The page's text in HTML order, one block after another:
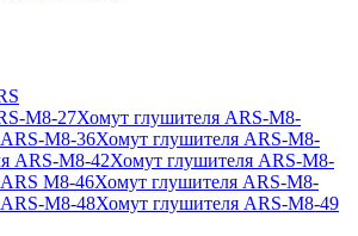
M8-27Хомут глушителя ARS-M8-
M8-36Хомут глушителя ARS-M8-
ARS-M8-42Хомут глушителя ARS-M8-
M8-46Хомут глушителя ARS-M8-
M8-48Хомут глушителя ARS-M8-49